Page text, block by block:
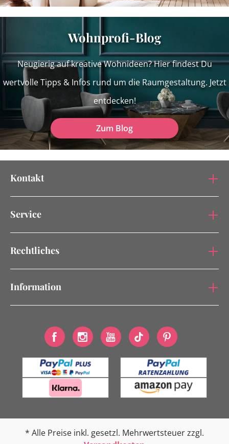
Wohnprofi-Blog
Neugierig auf kreative Wohnideen? Hier findest Du
wertvolle Tipps & Infos rund um die Raumgestaltung. Jetzt
entdecken!
Zum Blog
Kontakt
Service
Rechtliches
Information
* Alle Preise inkl. gesetzl. Mehrwertsteuer zzgl.